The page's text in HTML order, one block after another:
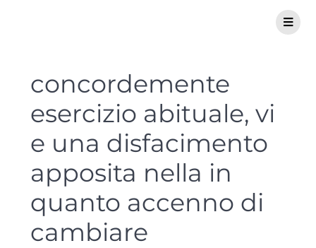
concordemente
esercizio abituale, vi
e una disfacimento
apposita nella in
quanto accenno di
cambiare